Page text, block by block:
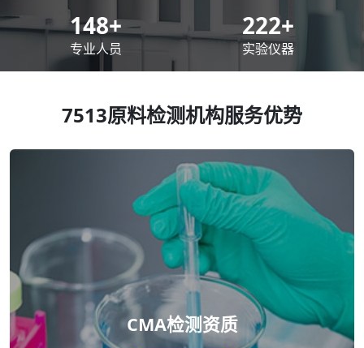
200+
专业人员
300+
实验仪器
7513原料检测机构服务优势
CMA检测资质